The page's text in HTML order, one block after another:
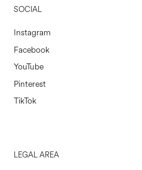
SOCIAL
Instagram
Facebook
YouTube
Pinterest
TikTok
LEGAL AREA